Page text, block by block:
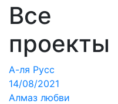
Все
проекты
А-ля Русс
14/08/2021
Алмаз любви